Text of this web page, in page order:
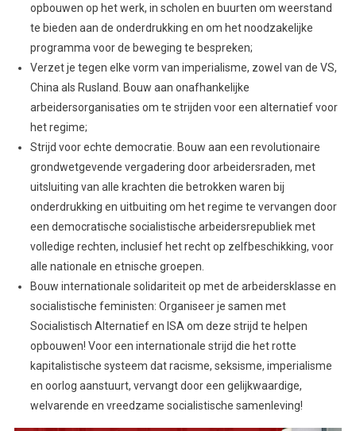
opbouwen op het werk, in scholen en buurten om weerstand
te bieden aan de onderdrukking en om het noodzakelijke
programma voor de beweging te bespreken;
Verzet je tegen elke vorm van imperialisme, zowel van de VS,
China als Rusland. Bouw aan onafhankelijke
arbeidersorganisaties om te strijden voor een alternatief voor
het regime;
Strijd voor echte democratie. Bouw aan een revolutionaire
grondwetgevende vergadering door arbeidersraden, met
uitsluiting van alle krachten die betrokken waren bij
onderdrukking en uitbuiting om het regime te vervangen door
een democratische socialistische arbeidersrepubliek met
volledige rechten, inclusief het recht op zelfbeschikking, voor
alle nationale en etnische groepen.
Bouw internationale solidariteit op met de arbeidersklasse en
socialistische feministen: Organiseer je samen met
Socialistisch Alternatief en ISA om deze strijd te helpen
opbouwen! Voor een internationale strijd die het rotte
kapitalistische systeem dat racisme, seksisme, imperialisme
en oorlog aanstuurt, vervangt door een gelijkwaardige,
welvarende en vreedzame socialistische samenleving!